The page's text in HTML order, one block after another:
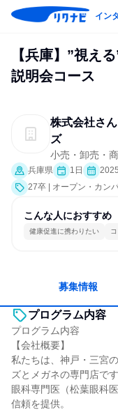
イン
【兵庫】”視え
説明会コース
株式会社さ
ズ
小売・卸売・
兵庫県 1日
27卒 | オープン・カン
こんな人におすすめ
健康促進に携わりたい
募集情報
プログラム内容
プログラム内容
【会社概要】
私たちは、神戸・三宮
ズとメガネの専門店です
眼科専門医（松葉眼科
信頼を提供。